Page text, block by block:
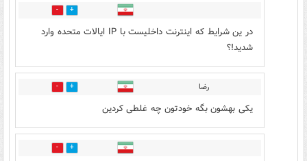
2
در ین شرایط که اینترنت داخلیست با IP ایالات متحده وارد
شدید!؟
رضا 1
یکی بهشون بگه خودتون چه غلطی کردین
0